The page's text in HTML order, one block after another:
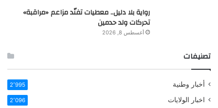
رواية بلا دليل.. معطيات تفنّد مزاعم «مراقبة»
تحركات ولد حدمين
أغسطس 8, 2026
تصنيفات
أخبار وطنية 2٬995
اخبار الولايات 2٬096